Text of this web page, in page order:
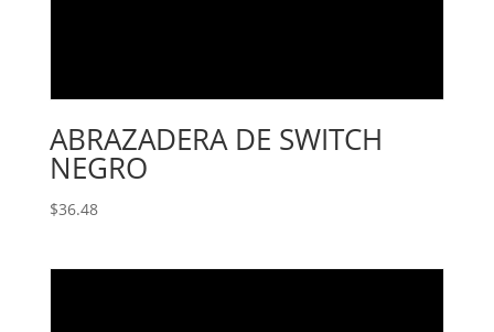
ABRAZADERA DE SWITCH
NEGRO
$36.48